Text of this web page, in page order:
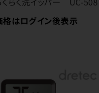
格はログイン後表示